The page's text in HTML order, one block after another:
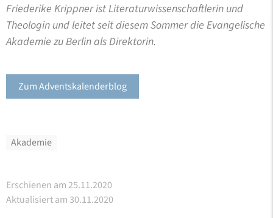
Friederike Krippner ist Literaturwissenschaftlerin und
Theologin und leitet seit diesem Sommer die Evangelische
Akademie zu Berlin als Direktorin.
Zum Adventskalenderblog
Akademie
Erschienen am 25.11.2020
Aktualisiert am 30.11.2020